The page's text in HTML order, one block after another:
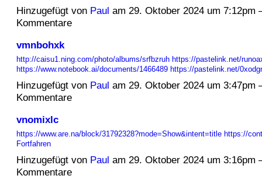
Hinzugefügt von Paul am 29. Oktober 2024 um 7:12pm
Kommentare
vmnbohxk
http://caisu1.ning.com/photo/albums/srfbzruh https://pastelink.net/
https://www.notebook.ai/documents/1466489 https://pastelink.net/
Hinzugefügt von Paul am 29. Oktober 2024 um 3:47pm
Kommentare
vnomixlc
https://www.are.na/block/31792328?mode=Show&intent=title https://
Fortfahren
Hinzugefügt von Paul am 29. Oktober 2024 um 3:16pm
Kommentare